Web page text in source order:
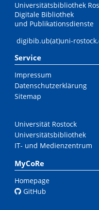
Universitätsbibliothek
Digitale Bibliothek
und Publikationsdienste
digibib.ub(at)uni-
Service
Impressum
Datenschutzerklärung
Sitemap
Universität Rostock
Universitätsbibliothek
IT- und Medienzentrum
MyCoRe
Homepage
GitHub